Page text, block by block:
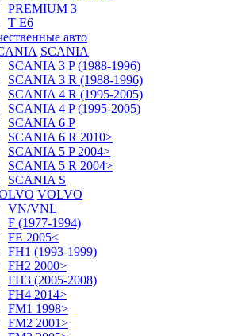
PREMIUM 3
T E6
авто
SCANIA
SCANIA 3 P (1988-1996)
SCANIA 3 R (1988-1996)
SCANIA 4 R (1995-2005)
SCANIA 4 P (1995-2005)
SCANIA 6 P
SCANIA 6 R 2010>
SCANIA 5 P 2004>
SCANIA 5 R 2004>
SCANIA S
VOLVO
VN/VNL
F (1977-1994)
FE 2005<
FH1 (1993-1999)
FH2 2000>
FH3 (2005-2008)
FH4 2014>
FM1 1998>
FM2 2001>